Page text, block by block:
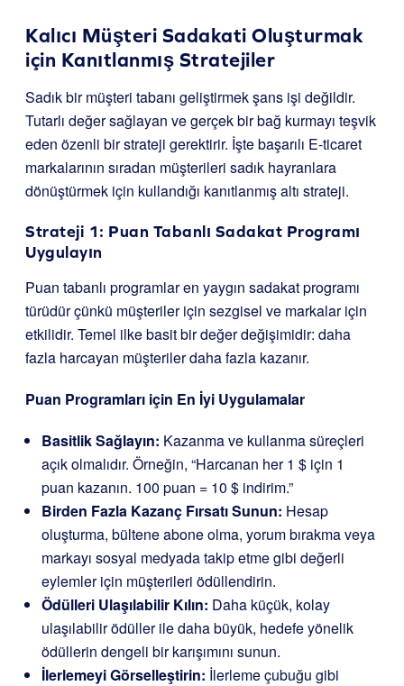
Kalıcı Müşteri Sadakati Oluşturmak
için Kanıtlanmış Stratejiler
Sadık bir müşteri tabanı geliştirmek şans işi değildir.
Tutarlı değer sağlayan ve gerçek bir bağ kurmayı teşvik
eden özenli bir strateji gerektirir. İşte başarılı E-ticaret
markalarının sıradan müşterileri sadık hayranlara
dönüştürmek için kullandığı kanıtlanmış altı strateji.
Strateji 1: Puan Tabanlı Sadakat Programı
Uygulayın
Puan tabanlı programlar en yaygın sadakat programı
türüdür çünkü müşteriler için sezgisel ve markalar için
etkilidir. Temel ilke basit bir değer değişimidir: daha
fazla harcayan müşteriler daha fazla kazanır.
Puan Programları için En İyi Uygulamalar
Basitlik Sağlayın: Kazanma ve kullanma süreçleri
açık olmalıdır. Örneğin, “Harcanan her 1 $ için 1
puan kazanın. 100 puan = 10 $ indirim.”
Birden Fazla Kazanç Fırsatı Sunun: Hesap
oluşturma, bültene abone olma, yorum bırakma veya
markayı sosyal medyada takip etme gibi değerli
eylemler için müşterileri ödüllendirin.
Ödülleri Ulaşılabilir Kılın: Daha küçük, kolay
ulaşılabilir ödüller ile daha büyük, hedefe yönelik
ödüllerin dengeli bir karışımını sunun.
İlerlemeyi Görselleştirin: İlerleme çubuğu gibi